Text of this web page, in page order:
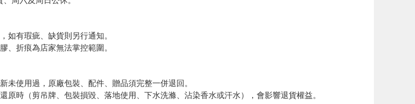
有瑕疵、缺貨則另行通知。
折痕為店家無法掌控範圍。
使用過，原廠包裝、配件、贈品須完整一併退回。
時（剪吊牌、包裝損毀、落地使用、下水洗滌、沾染香水或汗水），會影響退貨權益。